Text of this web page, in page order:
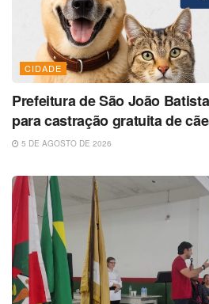
CIDADE
Prefeitura de São João
para castração gratuita de
5 DE AGOSTO DE 2026